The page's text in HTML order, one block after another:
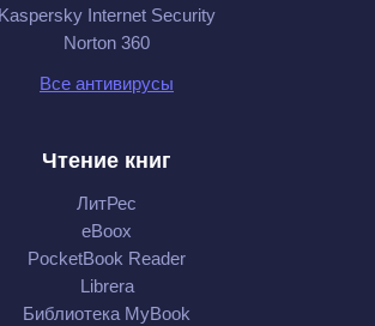
Kaspersky Internet Security
Norton 360
Все антивирусы
Чтение книг
ЛитРес
eBoox
PocketBook Reader
Librera
Библиотека MyBook